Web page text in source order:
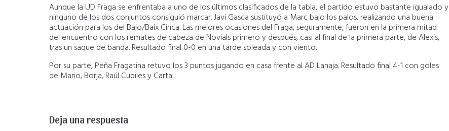
Aunque la UD Fraga se enfrentaba a uno de los últimos clasificados de la tabla, el partido estuvo bastante igualado y
ninguno de los dos conjuntos consiguió marcar. Javi Gasca sustituyó a Marc bajo los palos, realizando una buena
actuación para los del Bajo/Baix Cinca. Las mejores ocasiones del Fraga, seguramente, fueron en la primera mitad
del encuentro con los remates de cabeza de Novials primero y después, casi al final de la primera parte, de Alexis,
tras un saque de banda. Resultado final 0-0 en una tarde soleada y con viento.
Por su parte, Peña Fragatina retuvo los 3 puntos jugando en casa frente al AD Lanaja. Resultado final 4-1 con goles
de Mario, Borja, Raúl Cubiles y Carta.
Deja una respuesta